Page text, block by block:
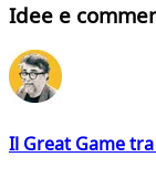
Idee e
Il Great Game